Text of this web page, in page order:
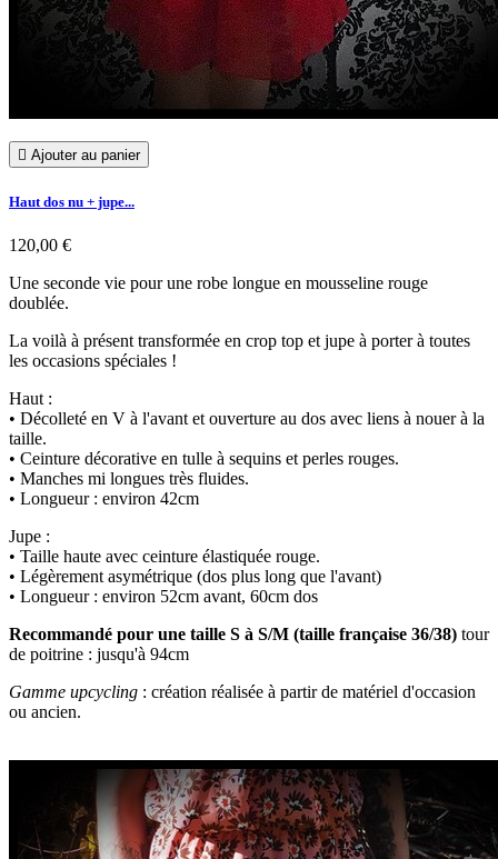
 Ajouter au panier
Haut dos nu + jupe...
120,00 €
Une seconde vie pour une robe longue en mousseline rouge
doublée.
La voilà à présent transformée en crop top et jupe à porter à toutes
les occasions spéciales !
Haut :
• Décolleté en V à l'avant et ouverture au dos avec liens à nouer à la
taille.
• Ceinture décorative en tulle à sequins et perles rouges.
• Manches mi longues très fluides.
• Longueur : environ 42cm
Jupe :
• Taille haute avec ceinture élastiquée rouge.
• Légèrement asymétrique (dos plus long que l'avant)
• Longueur : environ 52cm avant, 60cm dos
Recommandé pour une taille S à S/M (taille française 36/38) tour
de poitrine : jusqu'à 94cm
Gamme upcycling : création réalisée à partir de matériel d'occasion
ou ancien.